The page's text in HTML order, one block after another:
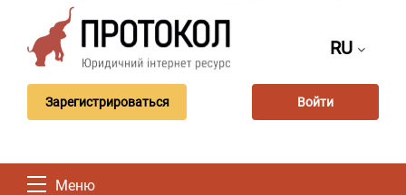
RU
Зарегистрироваться Войти
Меню